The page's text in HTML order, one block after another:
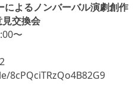
によるノンバーバル演劇創作
交換会
〜
8cPQciTRzQo4B82G9